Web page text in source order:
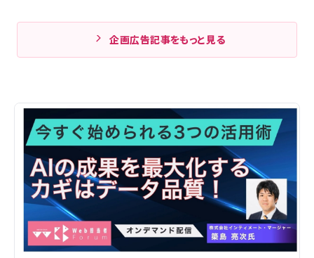
企画広告記事をもっと見る